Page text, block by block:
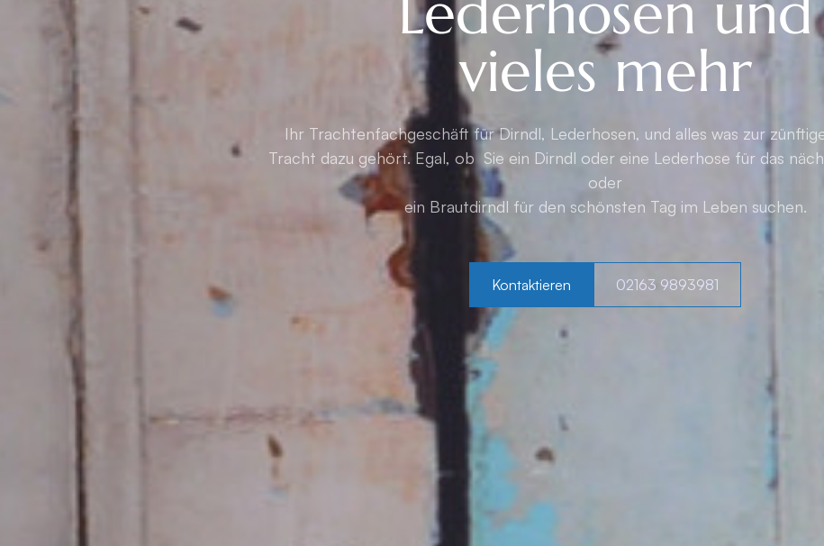
vieles mehr
Ihr Trachtenfachgeschäft für Dirndl, Lederhosen, und alles was zur
Tracht dazu gehört. Egal, ob Sie ein Dirndl oder eine Lederhose für das
oder
ein Brautdirndl für den schönsten Tag im Leben suchen.
Kontaktieren 02163 9893981